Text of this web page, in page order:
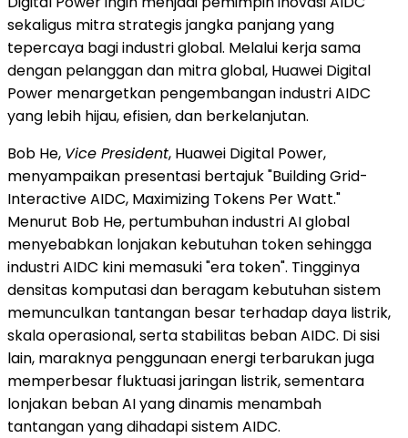
sekaligus mitra strategis jangka panjang yang
tepercaya bagi industri global. Melalui kerja sama
dengan pelanggan dan mitra global, Huawei Digital
Power menargetkan pengembangan industri AIDC
yang lebih hijau, efisien, dan berkelanjutan.
Bob He, Vice President, Huawei Digital Power,
menyampaikan presentasi bertajuk "Building Grid-
Interactive AIDC, Maximizing Tokens Per Watt."
Menurut Bob He, pertumbuhan industri AI global
menyebabkan lonjakan kebutuhan token sehingga
industri AIDC kini memasuki "era token". Tingginya
densitas komputasi dan beragam kebutuhan sistem
memunculkan tantangan besar terhadap daya listrik,
skala operasional, serta stabilitas beban AIDC. Di sisi
lain, maraknya penggunaan energi terbarukan juga
memperbesar fluktuasi jaringan listrik, sementara
lonjakan beban AI yang dinamis menambah
tantangan yang dihadapi sistem AIDC.